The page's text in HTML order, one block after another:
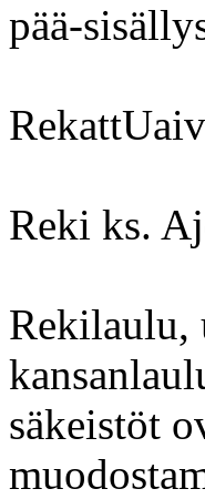
pää-
Reki ks.
Rekilaulu,
säkeistöt